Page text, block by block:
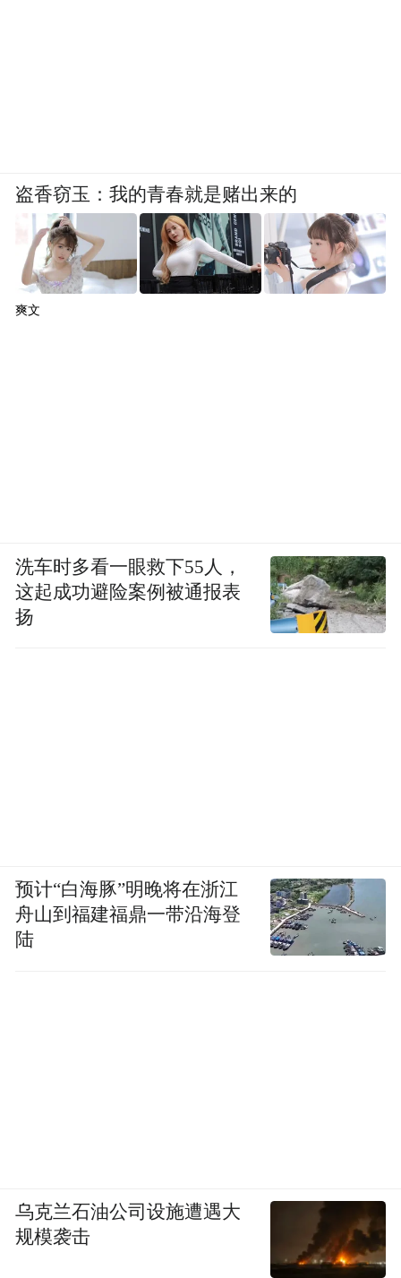
盗香窃玉：我的青春就是赌出来的
爽文
洗车时多看一眼救下55人，
这起成功避险案例被通报表
扬
预计“白海豚”明晚将在浙江
舟山到福建福鼎一带沿海登
陆
乌克兰石油公司设施遭遇大
规模袭击